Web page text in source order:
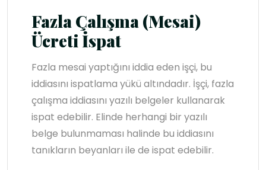
Fazla Çalışma (Mesai)
Ücreti İspat
Fazla mesai yaptığını iddia eden işçi, bu
iddiasını ispatlama yükü altındadır. İşçi, fazla
çalışma iddiasını yazılı belgeler kullanarak
ispat edebilir. Elinde herhangi bir yazılı
belge bulunmaması halinde bu iddiasını
tanıkların beyanları ile de ispat edebilir.